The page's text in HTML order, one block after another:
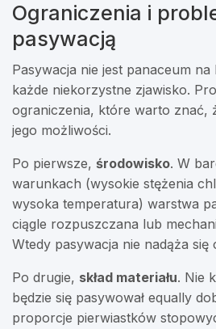
Ograniczenia i
pasywacją
Pasywacja nie jest panaceum
każde niekorzystne zjawisko.
ograniczenia, które warto znać,
jego możliwości.
Po pierwsze, środowisko. W
warunkach (wysokie stężenia
wysoka temperatura) warstwa
ciągle rozpuszczana lub
Wtedy pasywacja nie nadąża się
Po drugie, skład materiału. Nie
będzie się pasywował equally
proporcje pierwiastków